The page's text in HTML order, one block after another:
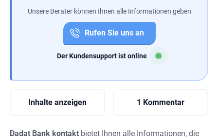
Unsere Berater können Ihnen alle Informationen geben
Rufen Sie uns an
Der Kundensupport ist online
Inhalte anzeigen 1 Kommentar
Dadat Bank kontakt bietet Ihnen alle Informationen, die